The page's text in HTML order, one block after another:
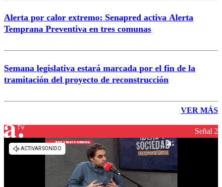
Alerta por calor extremo: Senapred activa Alerta
Temprana Preventiva en tres comunas
Semana legislativa estará marcada por el fin de la
tramitación del proyecto de reconstrucción
VER MÁS
Señal 2